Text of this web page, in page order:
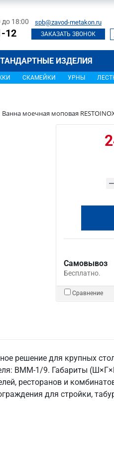
18:00
12
spb@zavod-metakon.ru
ЗАКАЗАТЬ ЗВОНОК
ИЗДЕЛИЯ
СКАМЕЙКИ УРНЫ
Ванна моечная моповая
Самовывоз
Бесплатно.
Сравнение
решение для крупных
ВММ-1/9. Габариты
ресторанов и
для стройки,